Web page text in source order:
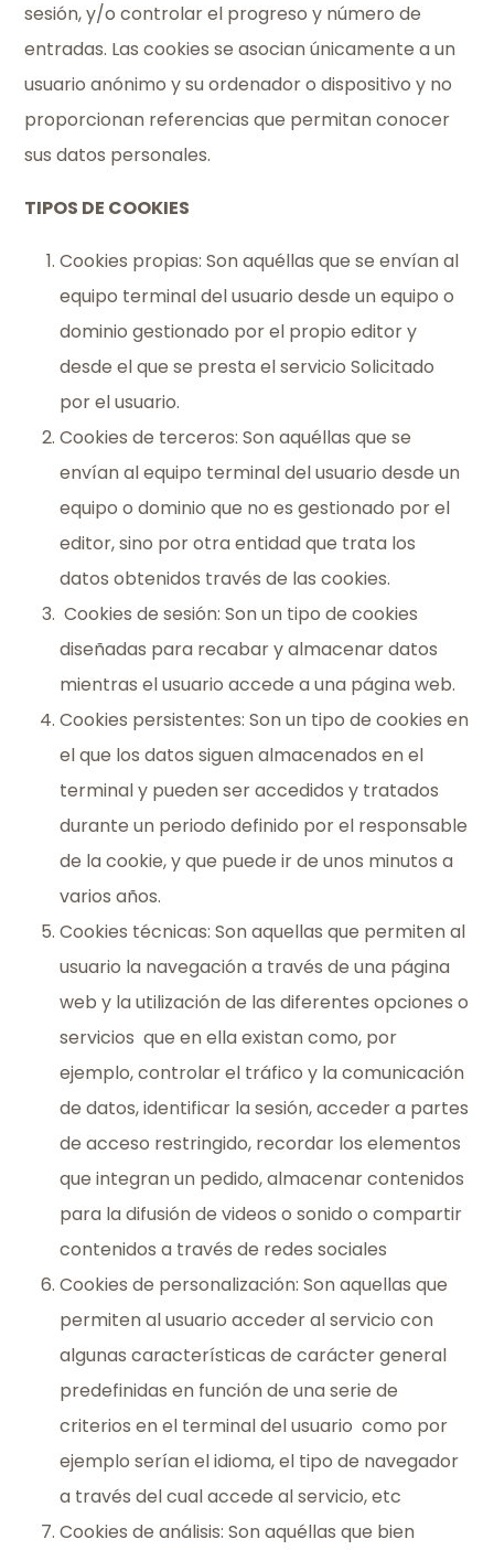
sesión, y/o controlar el progreso y número de
entradas. Las cookies se asocian únicamente a un
usuario anónimo y su ordenador o dispositivo y no
proporcionan referencias que permitan conocer
sus datos personales.
TIPOS DE COOKIES
Cookies propias: Son aquéllas que se envían al
equipo terminal del usuario desde un equipo o
dominio gestionado por el propio editor y
desde el que se presta el servicio Solicitado
por el usuario.
Cookies de terceros: Son aquéllas que se
envían al equipo terminal del usuario desde un
equipo o dominio que no es gestionado por el
editor, sino por otra entidad que trata los
datos obtenidos través de las cookies.
Cookies de sesión: Son un tipo de cookies
diseñadas para recabar y almacenar datos
mientras el usuario accede a una página web.
Cookies persistentes: Son un tipo de cookies en
el que los datos siguen almacenados en el
terminal y pueden ser accedidos y tratados
durante un periodo definido por el responsable
de la cookie, y que puede ir de unos minutos a
varios años.
Cookies técnicas: Son aquellas que permiten al
usuario la navegación a través de una página
web y la utilización de las diferentes opciones o
servicios que en ella existan como, por
ejemplo, controlar el tráfico y la comunicación
de datos, identificar la sesión, acceder a partes
de acceso restringido, recordar los elementos
que integran un pedido, almacenar contenidos
para la difusión de videos o sonido o compartir
contenidos a través de redes sociales
Cookies de personalización: Son aquellas que
permiten al usuario acceder al servicio con
algunas características de carácter general
predefinidas en función de una serie de
criterios en el terminal del usuario como por
ejemplo serían el idioma, el tipo de navegador
a través del cual accede al servicio, etc
Cookies de análisis: Son aquéllas que bien